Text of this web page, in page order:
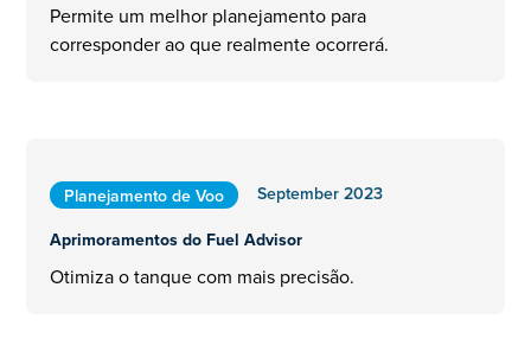
Permite um melhor planejamento para
corresponder ao que realmente ocorrerá.
Planejamento de Voo
September 2023
Aprimoramentos do Fuel Advisor
Otimiza o tanque com mais precisão.